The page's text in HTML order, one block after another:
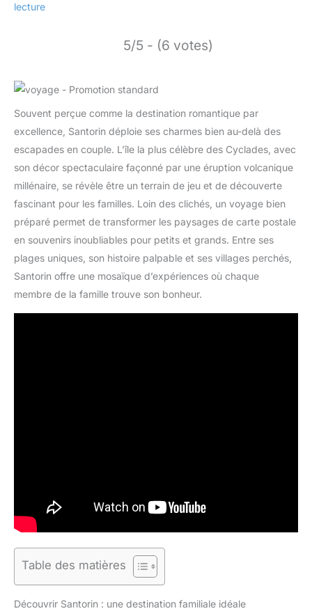
lecture
5/5 - (6 votes)
Souvent perçue comme la destination romantique par
excellence, Santorin déploie ses charmes bien au-delà des
escapades en couple. L’île la plus célèbre des Cyclades, avec
son décor spectaculaire façonné par une éruption volcanique
millénaire, se révèle être un terrain de jeu et de découverte
fascinant pour les familles. Loin des clichés, un voyage bien
préparé permet de transformer les paysages de carte postale
en souvenirs inoubliables pour petits et grands. Entre ses
plages uniques, son histoire palpable et ses villages perchés,
Santorin offre une mosaïque d’expériences où chaque
membre de la famille trouve son bonheur.
Table des matières
Découvrir Santorin : une destination familiale idéale